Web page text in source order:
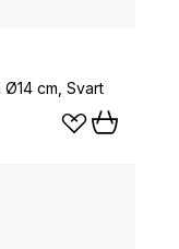
cm, Svart